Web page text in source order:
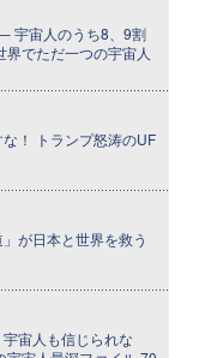
宇宙人のうち8、9割
でただ一つの宇宙人
！ トランプ怒涛のUF
が日本と世界を救う
宇宙人も信じられな